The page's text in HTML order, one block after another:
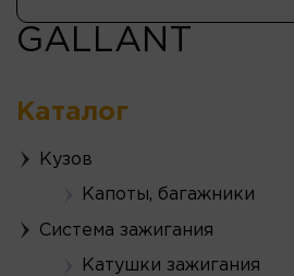
GALLANT
Каталог
Кузов
Капоты, багажники
Система зажигания
Катушки зажигания